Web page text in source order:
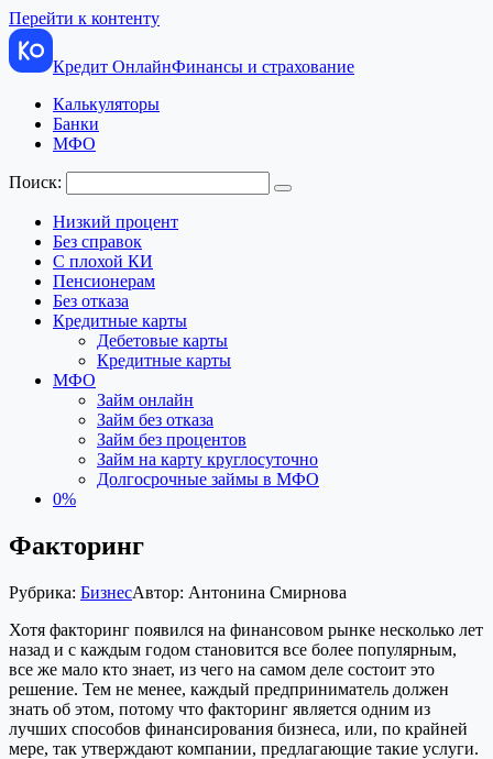
Перейти к контенту
Кредит ОнлайнФинансы и страхование
Калькуляторы
Банки
МФО
Поиск:
Низкий процент
Без справок
С плохой КИ
Пенсионерам
Без отказа
Кредитные карты
Дебетовые карты
Кредитные карты
МФО
Займ онлайн
Займ без отказа
Займ без процентов
Займ на карту круглосуточно
Долгосрочные займы в МФО
0%
Факторинг
Рубрика: БизнесАвтор: Антонина Смирнова
Хотя факторинг появился на финансовом рынке несколько лет
назад и с каждым годом становится все более популярным,
все же мало кто знает, из чего на самом деле состоит это
решение. Тем не менее, каждый предприниматель должен
знать об этом, потому что факторинг является одним из
лучших способов финансирования бизнеса, или, по крайней
мере, так утверждают компании, предлагающие такие услуги.